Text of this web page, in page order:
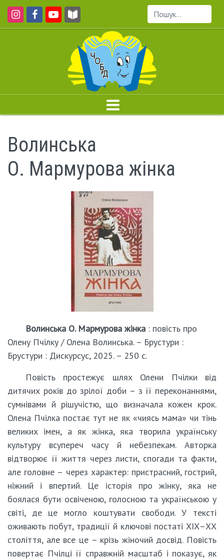
Пошук...
Волинська
О. Мармурова жінка
Волинська О. Мармурова жінка : повість про
Олену Пчілку / Олена Волинська. – Брустури :
Брустури : Дискурсус, 2025. – 250 с.
Повість простежує шлях Олени Пчілки від
дитячих років до зрілої доби – з її переконаннями,
сумнівами й рішучістю, що визначала кожен крок.
Олена Пчілка постає тут не як «чиясь мама» чи тінь
великих імен, а як жінка, яка творила українську
культуру всупереч часу й небезпекам. Авторка
відтворює її життя через листи, спогади та факти,
але головне – через характер: пристрасний, гострий,
ніжний і впертий. Це історія про жінку, яка не
боялася бути освіченою, голосною та українською у
світі, де це могло коштувати свободи. У тексті
оживають побут, традиції й ключові постаті ХІХ–ХХ
століття, але все це – крізь жіночий досвід. Повість
повертає Пчілці її справжній масштаб і показує, як